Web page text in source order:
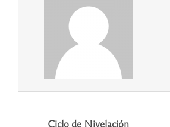
Ciclo de Nivelación